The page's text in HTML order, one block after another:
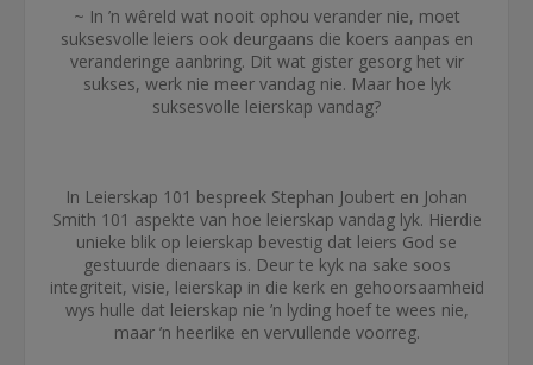
~ In ’n wêreld wat nooit ophou verander nie, moet
suksesvolle leiers ook deurgaans die koers aanpas en
veranderinge aanbring. Dit wat gister gesorg het vir
sukses, werk nie meer vandag nie. Maar hoe lyk
suksesvolle leierskap vandag?
In Leierskap 101 bespreek Stephan Joubert en Johan
Smith 101 aspekte van hoe leierskap vandag lyk. Hierdie
unieke blik op leierskap bevestig dat leiers God se
gestuurde dienaars is. Deur te kyk na sake soos
integriteit, visie, leierskap in die kerk en gehoorsaamheid
wys hulle dat leierskap nie ’n lyding hoef te wees nie,
maar ’n heerlike en vervullende voorreg.